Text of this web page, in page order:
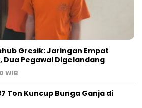
Gresik: Jaringan Empat
Pegawai Digelandang
WIB
Ton Kuncup Bunga Ganja di